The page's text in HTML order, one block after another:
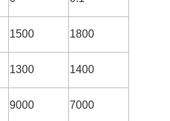
1500 1800
1300 1400
9000 7000